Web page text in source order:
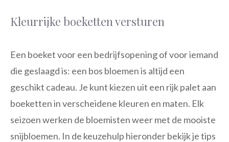
Kleurrijke boeketten versturen
Een boeket voor een bedrijfsopening of voor iemand
die geslaagd is: een bos bloemen is altijd een
geschikt cadeau. Je kunt kiezen uit een rijk palet aan
boeketten in verscheidene kleuren en maten. Elk
seizoen werken de bloemisten weer met de mooiste
snijbloemen. In de keuzehulp hieronder bekijk je tips